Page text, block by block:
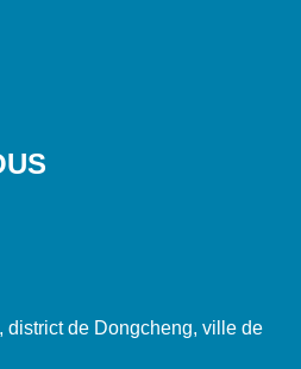
district de Dongcheng, ville de